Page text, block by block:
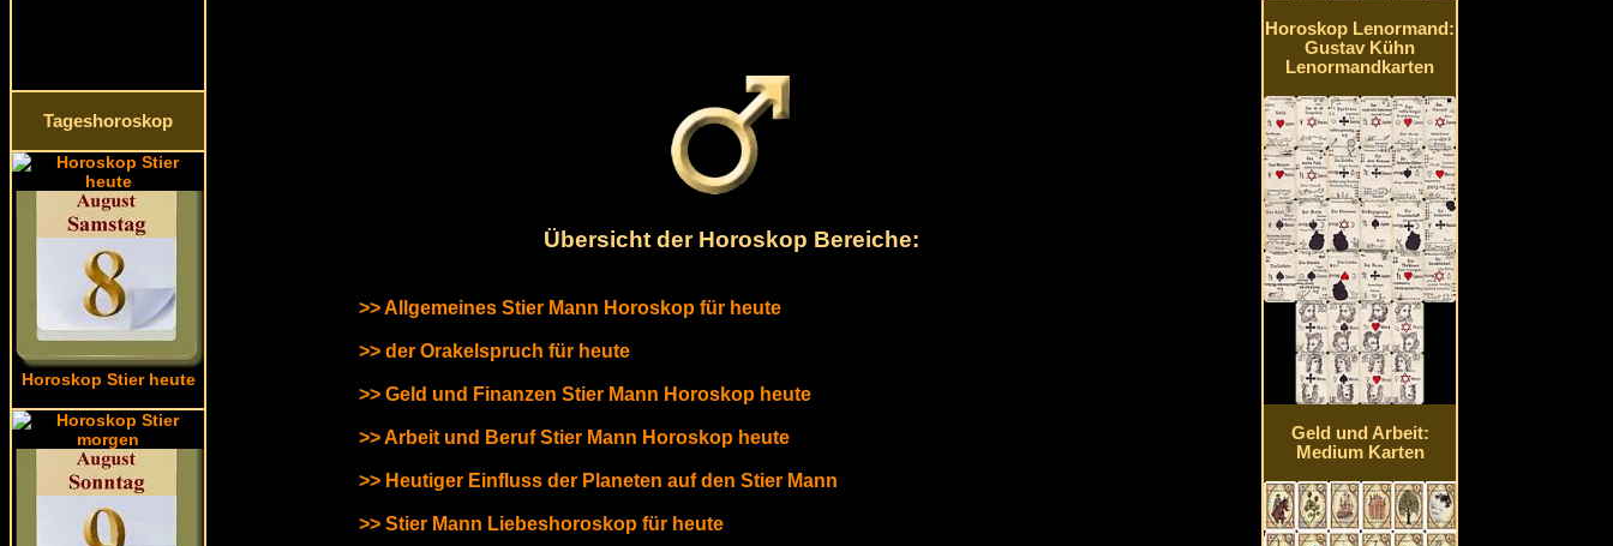
Tageshoroskop
Horoskop Stier heute
Übersicht der Horoskop Bereiche:
>> Allgemeines Stier Mann Horoskop für heute
>> der Orakelspruch für heute
>> Geld und Finanzen Stier Mann Horoskop heute
>> Arbeit und Beruf Stier Mann Horoskop heute
>> Heutiger Einfluss der Planeten auf den Stier Mann
>> Stier Mann Liebeshoroskop für heute
Horoskop Lenormand:
Gustav Kühn
Lenormandkarten
Geld und Arbeit:
Medium Karten